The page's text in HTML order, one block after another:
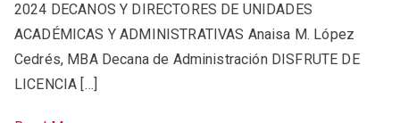
2024 DECANOS Y DIRECTORES DE UNIDADES
ACADÉMICAS Y ADMINISTRATIVAS Anaisa M. López
Cedrés, MBA Decana de Administración DISFRUTE DE
LICENCIA […]